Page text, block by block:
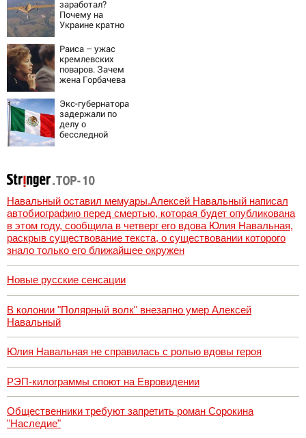
ударах России 9
августа 2026 года
заработал?
Почему на
Украине кратно
точность
попаданий по
объектам ВСУ
Раиса – ужас
кремлевских
поваров. Зачем
жена Горбачева
видов каши
каждое утро?
Экс-губернатора
задержали по
делу о
бесследной
Навальный оставил мемуары.Алексей Навальный написал
автобиографию перед смертью, которая будет опубликована
в этом году, сообщила в четверг его вдова Юлия Навальная,
раскрыв существование текста, о существовании которого
знало только его ближайшее окружен
Новые русские сенсации
В колонии "Полярный волк" внезапно умер Алексей
Навальный
Юлия Навальная не справилась с ролью вдовы героя
РЭП-килограммы споют на Евровидении
Общественники требуют запретить роман Сорокина
"Наследие"